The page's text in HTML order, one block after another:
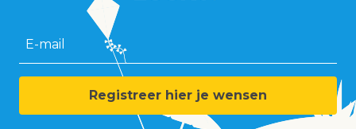
E-mail
Registreer hier je wensen